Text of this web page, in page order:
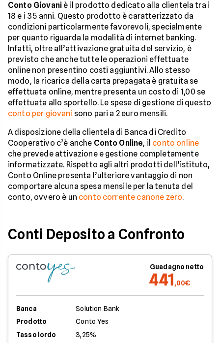
Conto Giovani è il prodotto dedicato alla clientela tra i
18 e i 35 anni. Questo prodotto è caratterizzato da
condizioni particolarmente favorevoli, specialmente
per quanto riguarda la modalità di internet banking.
Infatti, oltre all’attivazione gratuita del servizio, è
previsto che anche tutte le operazioni effettuate
online non presentino costi aggiuntivi. Allo stesso
modo, la ricarica della carta prepagata è gratuita se
effettuata online, mentre presenta un costo di 1,00 se
effettuata allo sportello. Le spese di gestione di questo
conto per giovani sono pari a 2 euro mensili.
A disposizione della clientela di Banca di Credito
Cooperativo c’è anche Conto Online, il conto online
che prevede attivazione e gestione completamente
informatizzate. Rispetto agli altri prodotti dell’istituto,
Conto Online presenta l’ulteriore vantaggio di non
comportare alcuna spesa mensile per la tenuta del
conto, ovvero è un conto corrente canone zero.
Conti Deposito a Confronto
Guadagno netto
441,00€
Banca
Solution Bank
Prodotto
Conto Yes
Tasso lordo
3,25%